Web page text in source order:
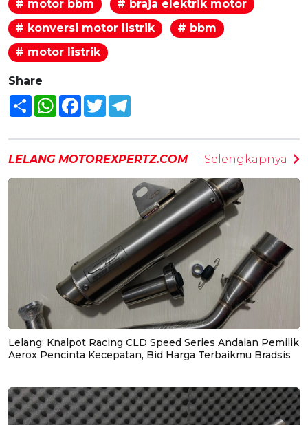
# motor bbm
# braja elektrik motor
# konversi motor listrik
# bbm
# motor listrik
Share
Share WhatsAppFacebook
Twitter
LELANG MOTOREXPERTZ.COM Selengkapnya
Lelang: Knalpot Racing CLD Speed Series Andalan Pemilik
Aerox Pencinta Kecepatan, Bid Harga Terbaikmu Bradsis